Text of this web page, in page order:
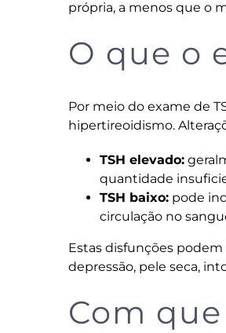
própria, a menos que o
O que o
Por meio do exame de
hipertireoidismo.
TSH elevado:
quantidade
TSH baixo:pode
circulação no
Estas disfunções
depressão, pele seca,
Com